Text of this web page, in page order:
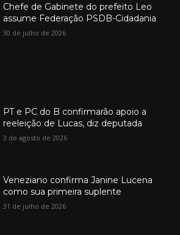
Chefe de Gabinete do prefeito Leo
assume Federação PSDB-Cidadania
30 de julho de 2026
PT e PC do B confirmarão apoio a
reeleição de Lucas, diz deputada
3 de agosto de 2026
Veneziano confirma Janine Lucena
como sua primeira suplente
31 de julho de 2026